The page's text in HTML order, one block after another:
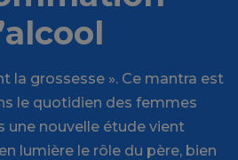
la grossesse ». Ce mantra est
le quotidien des femmes
une nouvelle étude vient
lumière le rôle du père, bien